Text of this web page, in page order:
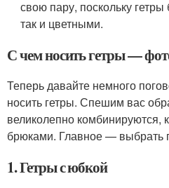
свою пару, поскольку
так и цветными.
С чем носить гетры —
Теперь давайте немного
носить гетры. Спешим вас
великолепно комбинируются,
брюками. Главное — выбрать
1. Гетры с юбкой